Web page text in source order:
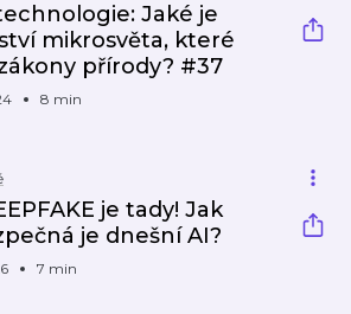
Jaké je
mikrosvěta, které
přírody? #37
8 min
je tady! Jak
je dnešní AI?
7 min